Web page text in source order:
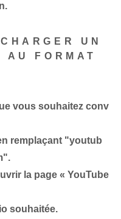
UN
AU FORMAT
vous souhaitez conv
remplaçant "youtub
la page « YouTube
souhaitée.